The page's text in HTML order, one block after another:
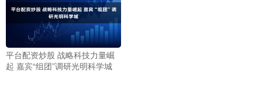
平台配资炒股 战略科技力量崛
起 嘉宾“组团”调研光明科学城